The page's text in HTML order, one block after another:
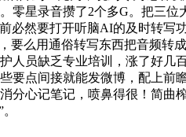
零星录音攒了2个多G。把三位
必然要打开听脑AI的及时转写
么用通俗转写东西把音频转
员缺乏专业培训，涨了好几
要点间接就能发微博，配上前
分心记笔记，喷鼻得很！简曲